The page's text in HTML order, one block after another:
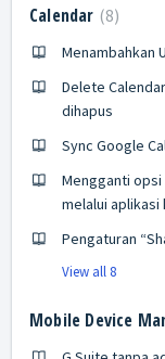
Calendar 8
Menambahkan
Delete
dihapus
Sync Google
Mengganti
melalui aplikasi
Pengaturan
View all 8
Mobile Device